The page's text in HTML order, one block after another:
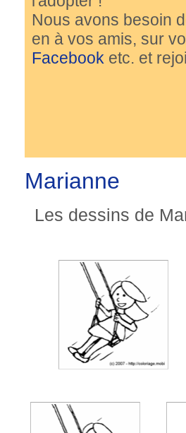
Nous avons besoin
en à vos amis, sur
Facebook etc. et
Marianne
Les dessins de